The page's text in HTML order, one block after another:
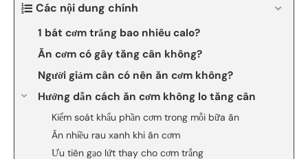
Các nội dung chính
1 bát cơm trắng bao nhiêu calo?
Ăn cơm có gây tăng cân không?
Người giảm cân có nên ăn cơm không?
Hướng dẫn cách ăn cơm không lo tăng cân
Kiểm soát khẩu phần cơm trong mỗi bữa ăn
Ăn nhiều rau xanh khi ăn cơm
Ưu tiên gạo lứt thay cho cơm trắng